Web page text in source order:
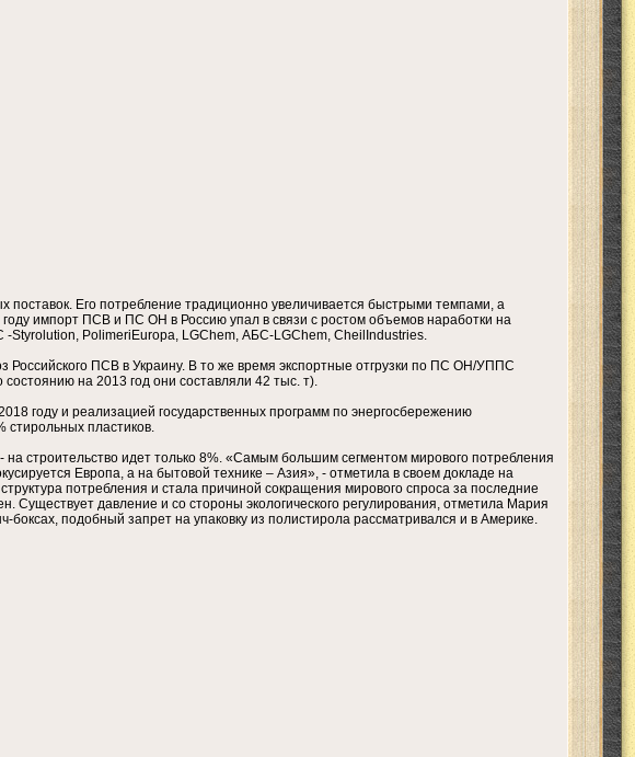
Его потребление традиционно увеличивается быстрыми темпами, а
импорт ПСВ и ПС ОН в Россию упал в связи с ростом объемов наработки на
PolimeriEuropa, LGChem, АБС-LGChem, CheilIndustries.
ПСВ в Украину. В то же время экспортные отгрузки по ПС ОН/УППС
на 2013 год они составляли 42 тыс. т).
году и реализацией государственных программ по энергосбережению
стирольных пластиков.
строительство идет только 8%. «Самым большим сегментом мирового потребления
Европа, а на бытовой технике – Азия», - отметила в своем докладе на
потребления и стала причиной сокращения мирового спроса за последние
Существует давление и со стороны экологического регулирования, отметила Мария
подобный запрет на упаковку из полистирола рассматривался и в Америке.